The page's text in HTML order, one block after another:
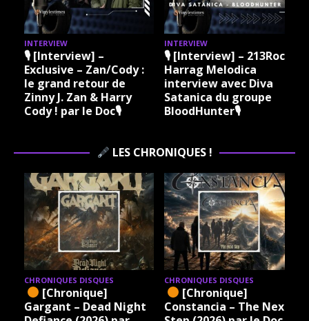
INTERVIEW
🎙 [Interview] –
Exclusive – Zan/Cody :
le grand retour de
Zinny J. Zan & Harry
Cody ! par le Doc🎙
INTERVIEW
🎙 [Interview] – 213Rock
Harrag Melodica
interview avec Diva
Satanica du groupe
BloodHunter🎙
LES CHRONIQUES !
CHRONIQUES DISQUES
[Chronique]
Gargant – Dead Night
CHRONIQUES DISQUES
[Chronique]
Constancia – The Next